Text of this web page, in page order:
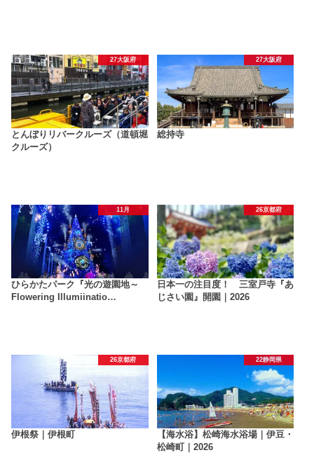
27大阪府
とんぼりリバークルーズ（道頓堀
クルーズ）
27大阪府
総持寺
11月
ひらかたパーク『光の遊園地～
Flowering Illumiinatio…
26京都府
日本一の注目度！ 三室戸寺『あ
じさい園』開園｜2026
26京都府
伊根祭｜伊根町
22静岡県
【海水浴】松崎海水浴場｜伊豆・
松崎町｜2026